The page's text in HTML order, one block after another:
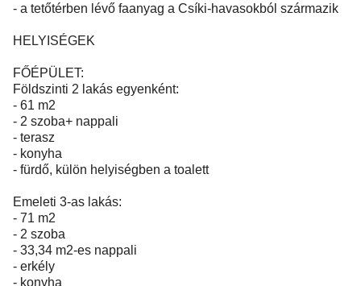
- a tetőtérben lévő faanyag a Csíki-havasokból származik
HELYISÉGEK
FŐÉPÜLET:
Földszinti 2 lakás egyenként:
- 61 m2
- 2 szoba+ nappali
- terasz
- konyha
- fürdő, külön helyiségben a toalett
Emeleti 3-as lakás:
- 71 m2
- 2 szoba
- 33,34 m2-es nappali
- erkély
- konyha